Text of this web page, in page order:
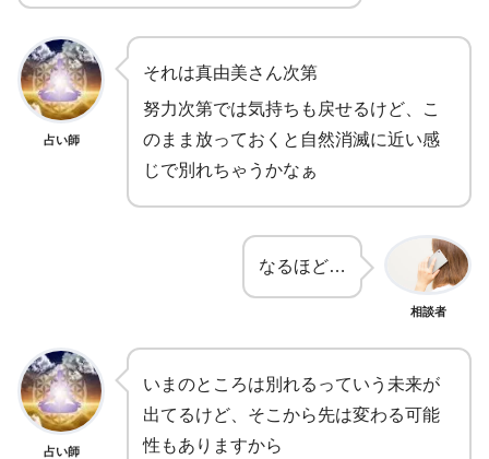
占い師
それは真由美さん次第
努力次第では気持ちも戻せるけど、こ
のまま放っておくと自然消滅に近い感
じで別れちゃうかなぁ
なるほど…
相談者
占い師
いまのところは別れるっていう未来が
出てるけど、そこから先は変わる可能
性もありますから